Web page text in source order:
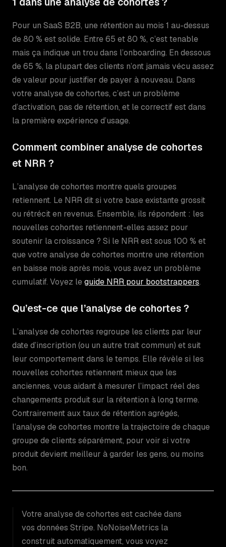
Pour un SaaS B2B, une rétention au mois 1 au-dessus
de 80 % est solide. Entre 65 et 80 %, c’est tenable
mais ça indique un trou dans l’onboarding. En dessous
de 65 %, la plupart des clients n’ont jamais vécu assez
de valeur pour justifier de payer à nouveau. Dans
votre analyse de cohortes, c’est un problème
d’activation, pas de rétention, et le correctif est dans
la première expérience d’usage.
Comment combiner analyse de cohortes
et NRR ?
L’analyse de cohortes montre quels groupes
retiennent. Le NRR dit si votre base existante grossit
ou rétrécit en revenus. Ensemble, ils répondent : les
nouvelles cohortes retiennent-elles assez pour
soutenir la croissance ? Si le NRR est sous 100 % et
que votre analyse de cohortes montre une rétention
en baisse mois après mois, vous avez un problème
cumulatif. Voyez le guide NRR pour bootstrappers.
Qu’est-ce que l’analyse de cohortes ?
L’analyse de cohortes regroupe les clients par leur
date d’inscription (ou un autre trait commun) et suit
leur comportement dans le temps. Elle révèle si les
nouvelles cohortes retiennent mieux que les
anciennes, vous aidant à mesurer l’impact réel des
changements produit sur la rétention à long terme.
Contrairement aux taux de rétention agrégés,
l’analyse de cohortes montre la trajectoire de chaque
groupe de clients séparément, pour voir si votre
produit devient meilleur à garder les gens, ou moins
bon.
Votre analyse de cohortes est cachée dans
vos données Stripe. NoNoiseMetrics la
construit automatiquement, vous voyez